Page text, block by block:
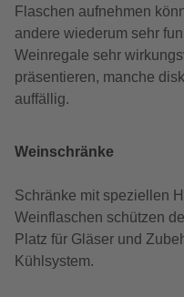
Flaschen aufnehmen
andere wiederum sehr
Weinregale sehr
präsentieren, manche
auffällig.
Weinschränke
Schränke mit speziellen
Weinflaschen schützen
Platz für Gläser und
Kühlsystem.